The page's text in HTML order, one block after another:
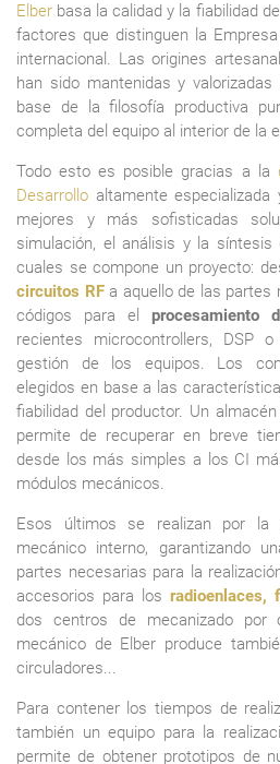
Elber basa la calidad y la fiabilidad
factores que distinguen la
internacional. Las origines
han sido mantenidas y
base de la filosofía productiva
completa del equipo al interior de la
Todo esto es posible gracias a la
Desarrollo altamente
mejores y más sofisticadas
simulación, el análisis y la
cuales se compone un proyecto:
circuitos RFa aquello de las partes
códigos para elprocesamiento
recientes microcontrollers, DSP
gestión de los equipos. Los
elegidos en base a las
fiabilidad del productor. Un
permite de recuperar en breve
desde los más simples a los CI
módulos mecánicos.
Esos últimos se realizan por
mecánico interno, garantizando
partes necesarias para la
accesorios para los radioenlaces,
dos centros de mecanizado por
mecánico de Elber produce
circuladores...
Para contener los tiempos de
también un equipo para la
permite de obtener prototipos de